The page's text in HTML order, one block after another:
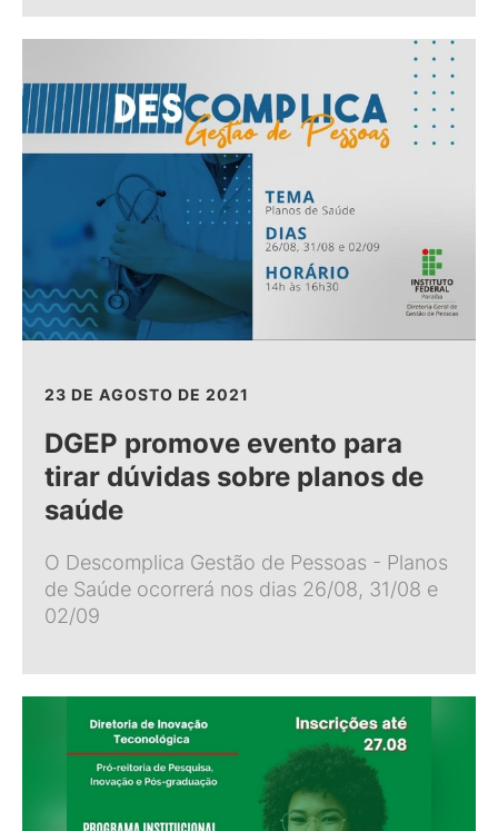
23 DE AGOSTO DE 2021
DGEP promove evento para
tirar dúvidas sobre planos de
saúde
O Descomplica Gestão de Pessoas - Planos
de Saúde ocorrerá nos dias 26/08, 31/08 e
02/09